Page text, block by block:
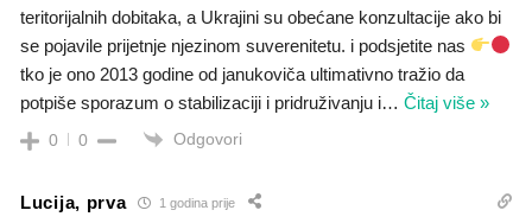
teritorijalnih dobitaka, a Ukrajini su obećane konzultacije ako bi
se pojavile prijetnje njezinom suverenitetu. i podsjetite nas
tko je ono 2013 godine od janukoviča ultimativno tražio da
potpiše sporazum o stabilizaciji i pridruživanju i… Čitaj više »
0 0 Odgovori
Lucija, prva 1 godina prije